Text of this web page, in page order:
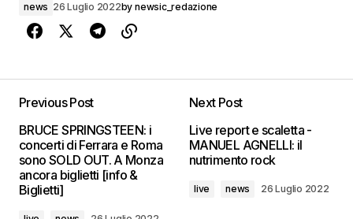
news 26 Luglio 2022by newsic_redazione
Previous Post
BRUCE SPRINGSTEEN: i
concerti di Ferrara e Roma
sono SOLD OUT. A Monza
ancora biglietti [info &
Biglietti]
Next Post
Live report e scaletta -
MANUEL AGNELLI: il
nutrimento rock
live news 26 Luglio 2022